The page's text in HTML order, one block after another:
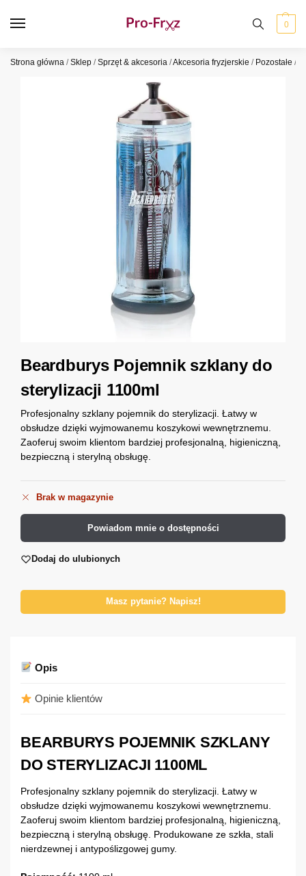
0
Strona główna /Sklep /Sprzęt & akcesoria /Akcesoria fryzjerskie / Pozostałe /
Beardburys Pojemnik szklany do
sterylizacji 1100ml
Profesjonalny szklany pojemnik do sterylizacji. Łatwy w
obsłudze dzięki wyjmowanemu koszykowi wewnętrznemu.
Zaoferuj swoim klientom bardziej profesjonalną, higieniczną,
bezpieczną i sterylną obsługę.
Brak w magazynie
Powiadom mnie o dostępności
Dodaj do ulubionych
Masz pytanie? Napisz!
Opis
Opinie klientów
BEARBURYS POJEMNIK SZKLANY
DO STERYLIZACJI 1100ML
Profesjonalny szklany pojemnik do sterylizacji. Łatwy w
obsłudze dzięki wyjmowanemu koszykowi wewnętrznemu.
Zaoferuj swoim klientom bardziej profesjonalną, higieniczną,
bezpieczną i sterylną obsługę. Produkowane ze szkła, stali
nierdzewnej i antypoślizgowej gumy.